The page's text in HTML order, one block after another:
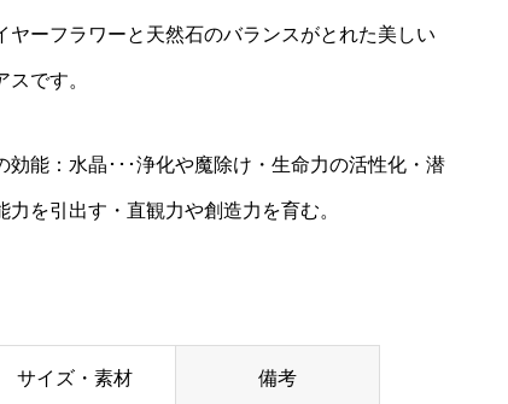
ヤーフラワーと天然石のバランスがとれた美しい
スです。
効能：水晶･･･浄化や魔除け・生命力の活性化・潜
力を引出す・直観力や創造力を育む。
サイズ・素材 備考